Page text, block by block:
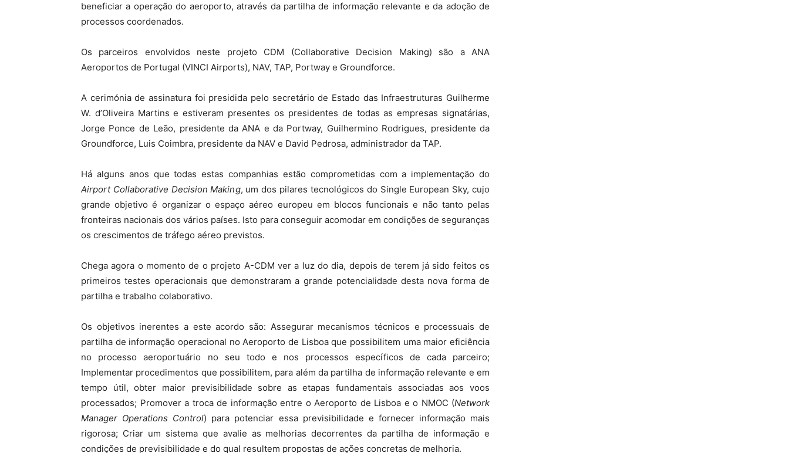
beneficiar a operação do aeroporto, através da partilha de informação relevante e da adoção de
processos coordenados.
Os parceiros envolvidos neste projeto CDM (Collaborative Decision Making) são a ANA
Aeroportos de Portugal (VINCI Airports), NAV, TAP, Portway e Groundforce.
A cerimónia de assinatura foi presidida pelo secretário de Estado das Infraestruturas Guilherme
W. d’Oliveira Martins e estiveram presentes os presidentes de todas as empresas signatárias,
Jorge Ponce de Leão, presidente da ANA e da Portway, Guilhermino Rodrigues, presidente da
Groundforce, Luis Coimbra, presidente da NAV e David Pedrosa, administrador da TAP.
Há alguns anos que todas estas companhias estão comprometidas com a implementação do
Airport Collaborative Decision Making, um dos pilares tecnológicos do Single European Sky, cujo
grande objetivo é organizar o espaço aéreo europeu em blocos funcionais e não tanto pelas
fronteiras nacionais dos vários países. Isto para conseguir acomodar em condições de seguranças
os crescimentos de tráfego aéreo previstos.
Chega agora o momento de o projeto A-CDM ver a luz do dia, depois de terem já sido feitos os
primeiros testes operacionais que demonstraram a grande potencialidade desta nova forma de
partilha e trabalho colaborativo.
Os objetivos inerentes a este acordo são: Assegurar mecanismos técnicos e processuais de
partilha de informação operacional no Aeroporto de Lisboa que possibilitem uma maior eficiência
no processo aeroportuário no seu todo e nos processos específicos de cada parceiro;
Implementar procedimentos que possibilitem, para além da partilha de informação relevante e em
tempo útil, obter maior previsibilidade sobre as etapas fundamentais associadas aos voos
processados; Promover a troca de informação entre o Aeroporto de Lisboa e o NMOC (Network
Manager Operations Control) para potenciar essa previsibilidade e fornecer informação mais
rigorosa; Criar um sistema que avalie as melhorias decorrentes da partilha de informação e
condições de previsibilidade e do qual resultem propostas de ações concretas de melhoria.